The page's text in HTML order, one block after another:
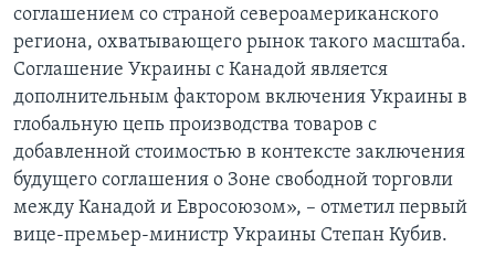
соглашением со страной североамериканского
региона, охватывающего рынок такого масштаба.
Соглашение Украины с Канадой является
дополнительным фактором включения Украины в
глобальную цепь производства товаров с
добавленной стоимостью в контексте заключения
будущего соглашения о Зоне свободной торговли
между Канадой и Евросоюзом», – отметил первый
вице-премьер-министр Украины Степан Кубив.